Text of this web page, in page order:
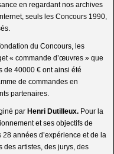
en regardant nos archives
seuls les Concours 1990,
du Concours, les
« commande d’œuvres » que
de 40000 € ont ainsi été
de commandes en
partenaires.
par Henri Dutilleux. Pour la
et ses objectifs de
années d’expérience et de la
des artistes, des jurys, des